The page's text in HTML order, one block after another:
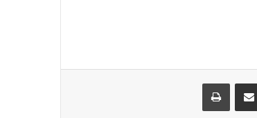
مشاركة عبر البريد طباعة